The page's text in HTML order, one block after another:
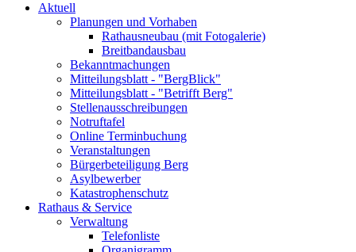
Aktuell
Planungen und Vorhaben
Rathausneubau (mit Fotogalerie)
Breitbandausbau
Bekanntmachungen
Mitteilungsblatt - "BergBlick"
Mitteilungsblatt - "Betrifft Berg"
Stellenausschreibungen
Notruftafel
Online Terminbuchung
Veranstaltungen
Bürgerbeteiligung Berg
Asylbewerber
Katastrophenschutz
Rathaus & Service
Verwaltung
Telefonliste